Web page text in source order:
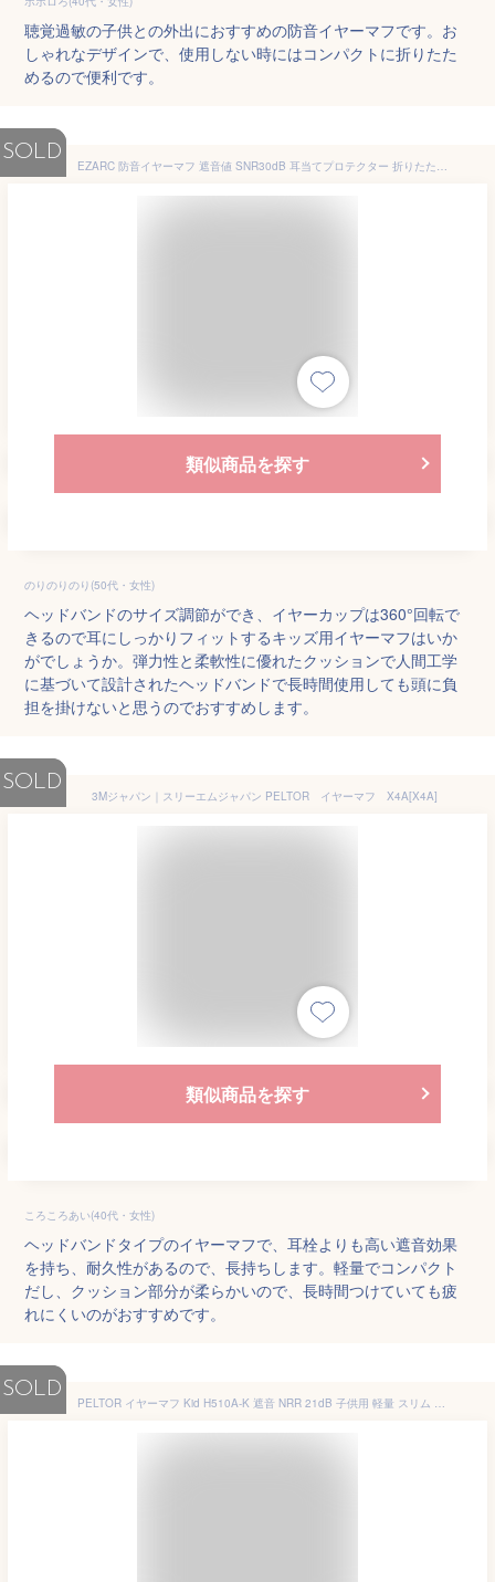
聴覚過敏の子供との外出におすすめの防音イヤーマフです。お
しゃれなデザインで、使用しない時にはコンパクトに折りたた
めるので便利です。
SOLD
EZARC 防音イヤーマフ 遮音値 SNR30dB 耳当てプロテクター 折りたたみ型 子供用 学生用 睡眠・勉強・聴覚過敏緩めなど様々な用途に 騒音対策（白い）
類似商品を探す
のりのりのり(50代・女性)
ヘッドバンドのサイズ調節ができ、イヤーカップは360°回転で
きるので耳にしっかりフィットするキッズ用イヤーマフはいか
がでしょうか。弾力性と柔軟性に優れたクッションで人間工学
に基づいて設計されたヘッドバンドで長時間使用しても頭に負
担を掛けないと思うのでおすすめします。
SOLD
3Mジャパン｜スリーエムジャパン PELTOR イヤーマフ X4A[X4A]
類似商品を探す
ころころあい(40代・女性)
ヘッドバンドタイプのイヤーマフで、耳栓よりも高い遮音効果
を持ち、耐久性があるので、長持ちします。軽量でコンパクト
だし、クッション部分が柔らかいので、長時間つけていても疲
れにくいのがおすすめです。
SOLD
PELTOR イヤーマフ Kid H510A-K 遮音 NRR 21dB 子供用 軽量 スリム タイプ ネオングリーン